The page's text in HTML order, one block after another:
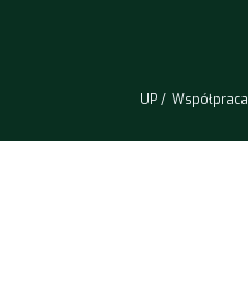
UP Współpraca